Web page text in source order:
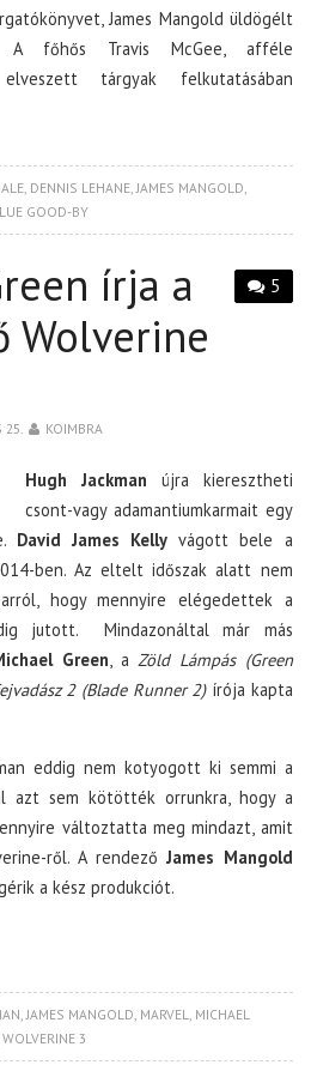
James Mangold üldögélt
A főhős Travis McGee, afféle
tárgyak felkutatásában
, DENNIS LEHANE,JAMES MANGOLD,
GOOD-BY
5
írja a
Wolverine
25. KOIMBRA
Hugh Jackman újra kieresztheti
csont-vagy adamantiumkarmait egy
David James Kelly vágott bele a
ben. Az eltelt időszak alatt nem
hogy mennyire elégedettek a
jutott. Mindazonáltal már más
Green, aZöld Lámpás (Green
2 (Blade Runner 2)írója kapta
eddig nem kotyogott ki semmi a
azt sem kötötték orrunkra, hogy a
változtatta meg mindazt, amit
ről. A rendezőJames Mangold
a kész produkciót.
,JAMES MANGOLD, MARVEL, MICHAEL
WOLVERINE 3